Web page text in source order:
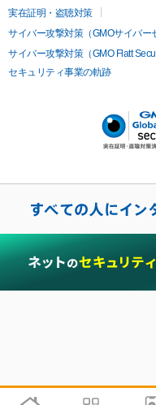
実在証明・盗聴対策
サイバー攻撃対策（GMOサイバー
サイバー攻撃対策（GMO Flatt
セキュリティ事業の軌跡